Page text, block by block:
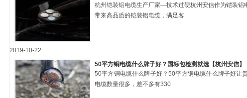
杭州铠装铝电缆生产厂家—技术过硬杭州安信作为铠装铝
带来高品质的铠装铝电缆，满足客
2019-10-22
50平方铜电缆什么牌子好？国标包检测就选【杭州安信】
50平方铜电缆什么牌子好？50平方铜电缆什么牌子好让
电缆数量很多，差不多有330